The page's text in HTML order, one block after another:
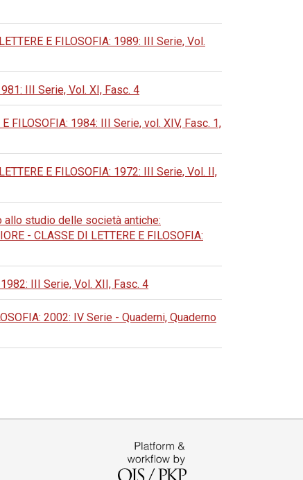
E FILOSOFIA: 1989: III Serie, Vol.
III Serie, Vol. XI, Fasc. 4
FILOSOFIA: 1984: III Serie, vol. XIV, Fasc. 1,
E FILOSOFIA: 1972: III Serie, Vol. II,
allo studio delle società antiche:
- CLASSE DI LETTERE E FILOSOFIA:
III Serie, Vol. XII, Fasc. 4
2002: IV Serie - Quaderni, Quaderno